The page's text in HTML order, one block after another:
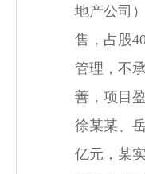
地产公司
售，占股
管理，不
善，项目
徐某某、
亿元，某